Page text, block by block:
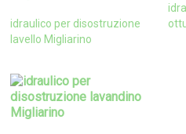
idraulico per disostruzione
lavello Migliarino